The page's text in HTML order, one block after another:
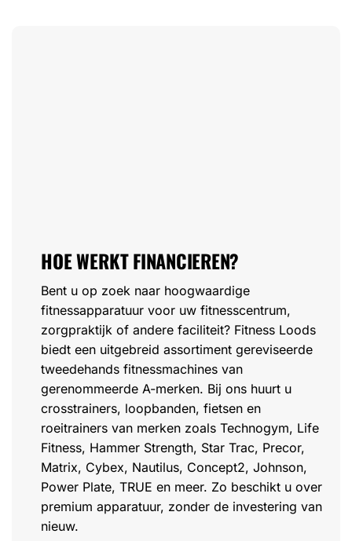
HOE WERKT FINANCIEREN?
Bent u op zoek naar hoogwaardige
fitnessapparatuur voor uw fitnesscentrum,
zorgpraktijk of andere faciliteit? Fitness Loods
biedt een uitgebreid assortiment gereviseerde
tweedehands fitnessmachines van
gerenommeerde A-merken. Bij ons huurt u
crosstrainers, loopbanden, fietsen en
roeitrainers van merken zoals Technogym, Life
Fitness, Hammer Strength, Star Trac, Precor,
Matrix, Cybex, Nautilus, Concept2, Johnson,
Power Plate, TRUE en meer. Zo beschikt u over
premium apparatuur, zonder de investering van
nieuw.